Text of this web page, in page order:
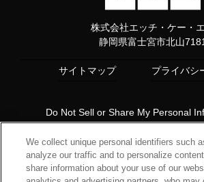
株式会社エッチ・ケー・
静岡県富士宮市北山7181
サイトマップ プライバシ
Do Not Sell or Share My Personal
Copyright© 1997 HKS Co., Ltd. all
We collect unique personal identifiers such
analyze our traffic and to personalize
share information about your use of our